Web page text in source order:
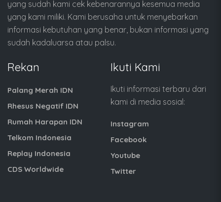
yang sudah kami cek kebenarannya kesemua media
yang kami miliki. Kami berusaha untuk menyebarkan
informasi kebutuhan yang benar, bukan informasi yang
sudah kadaluarsa atau palsu.
Rekan
Palang Merah IDN
Rhesus Negatif IDN
Rumah Harapan IDN
Telkom Indonesia
Replay Indonesia
CDS Worldwide
Ikuti Kami
Ikuti informasi terbaru dari
kami di media sosial:
Instagram
Facebook
Youtube
Twitter